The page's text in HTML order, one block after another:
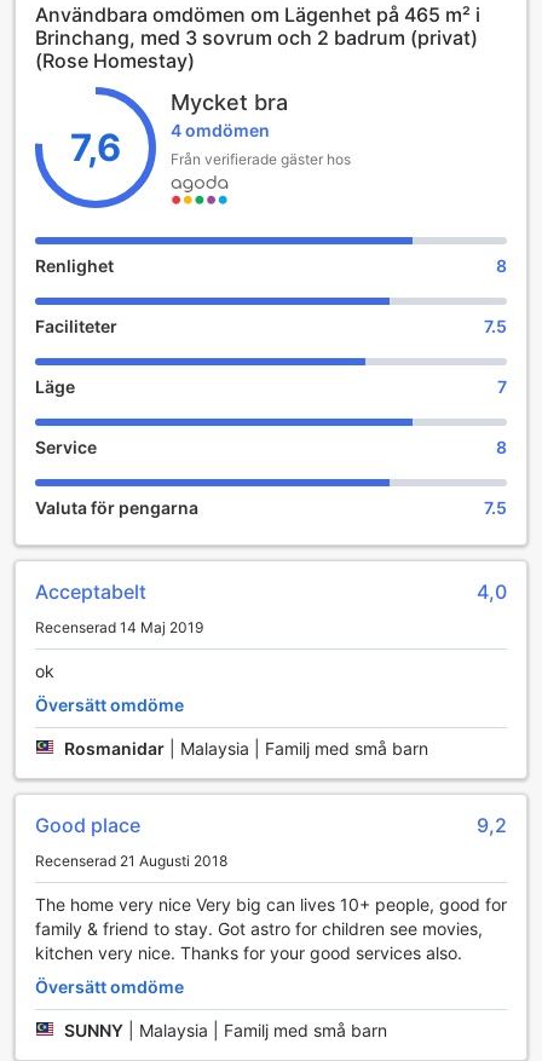
driving distance.
Användbara omdömen om Lägenhet på 465 m² i
Brinchang, med 3 sovrum och 2 badrum (privat)
(Rose Homestay)
7,6
Mycket bra
4 omdömen
Från verifierade gäster hos
Renlighet 8
Faciliteter 7.5
Läge 7
Service 8
Valuta för pengarna 7.5
Acceptabelt 4,0
Recenserad 14 Maj 2019
ok
Översätt omdöme
Rosmanidar Malaysia | Familj med små barn
Good place 9,2
Recenserad 21 Augusti 2018
The home very nice Very big can lives 10+ people, good for
family & friend to stay. Got astro for children see movies,
kitchen very nice. Thanks for your good services also.
Översätt omdöme
SUNNY Malaysia | Familj med små barn